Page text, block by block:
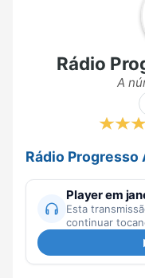
Rádio
A
Rádio Progresso
Player em
Esta
continuar